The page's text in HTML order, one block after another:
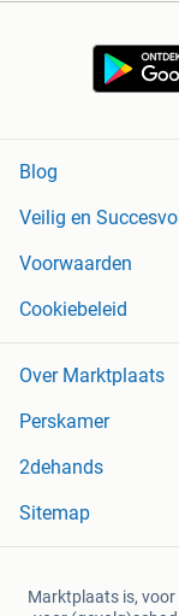
Blog
Veilig en Succesvol
Voorwaarden
Cookiebeleid
Over Marktplaats
Perskamer
2dehands
Sitemap
Marktplaats is,